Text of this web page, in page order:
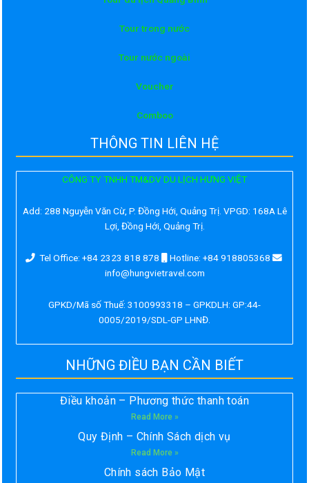
Tour trong nước
Tour nước ngoài
Voucher
Comboo
THÔNG TIN LIÊN HỆ
CÔNG TY TNHH TM&DV DU LỊCH HƯNG VIỆT
Add: 288 Nguyễn Văn Cừ, P. Đồng Hới, Quảng Trị. VPGD: 168A Lê
Lợi, Đồng Hới, Quảng Trị.
Tel Office: +84 2323 818 878
Hotline: +84 918805368
info@hungvietravel.com
GPKD/Mã số Thuế: 3100993318 – GPKDLH: GP:44-
0005/2019/SDL-GP LHNĐ.
NHỮNG ĐIỀU BẠN CẦN BIẾT
Điều khoản – Phương thức thanh toán
Read More »
Quy Định – Chính Sách dịch vụ
Read More »
Chính sách Bảo Mật